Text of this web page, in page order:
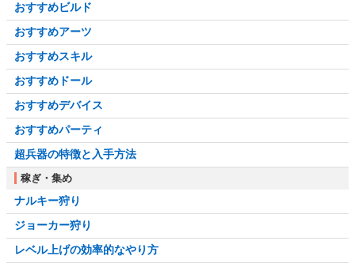
おすすめビルド
おすすめアーツ
おすすめスキル
おすすめドール
おすすめデバイス
おすすめパーティ
超兵器の特徴と入手方法
稼ぎ・集め
ナルキー狩り
ジョーカー狩り
レベル上げの効率的なやり方